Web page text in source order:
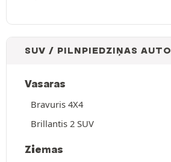
SUV / PILNPIEDZIŅAS AUTO
Vasaras
Bravuris 4X4
Brillantis 2 SUV
Ziemas